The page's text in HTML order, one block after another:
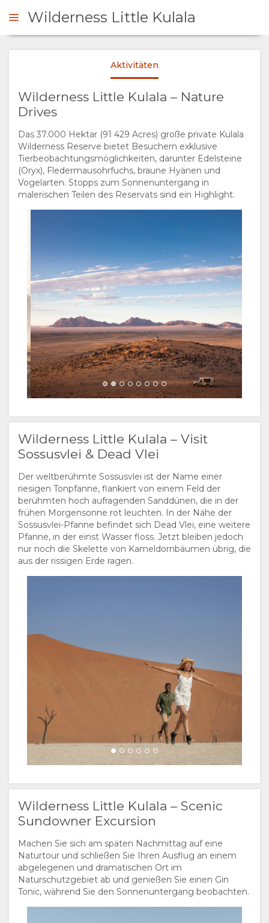
ÜBERSICHT
UNS
WARUM HIER
ÜBERNACHTEN
DOKUMENTE
AUFENTHALT
ZIMMERKATEGORIE
GALERIE
VIDEOS
AKTIVITÄTEN
LANDKARTE
ORT
WEGBESCHREIBUNGEN
SPRACHE
WECHSELN
SPANISCH
FRANZÖSISCH
ITALIENISCH
PORTUGIESE
RUSSISCH
CHINESE
(SIMPLIFIED)
Wilderness Little Kulala
Aktivitäten
Wilderness Little Kulala – Nature
Drives
Das 37.000 Hektar (91 429 Acres) große private Kulala
Wilderness Reserve bietet Besuchern exklusive
Tierbeobachtungsmöglichkeiten, darunter Edelsteine
(Oryx), Fledermausohrfuchs, braune Hyänen und
Vogelarten. Stopps zum Sonnenuntergang in
malerischen Teilen des Reservats sind ein Highlight.
Wilderness Little Kulala – Visit
Sossusvlei & Dead Vlei
Der weltberühmte Sossusvlei ist der Name einer
riesigen Tonpfanne, flankiert von einem Feld der
berühmten hoch aufragenden Sanddünen, die in der
frühen Morgensonne rot leuchten. In der Nähe der
Sossusvlei-Pfanne befindet sich Dead Vlei, eine weitere
Pfanne, in der einst Wasser floss. Jetzt bleiben jedoch
nur noch die Skelette von Kameldornbäumen übrig, die
aus der rissigen Erde ragen.
Wilderness
Wilderness
Wilderness
Wilderness Little Kulala – Scenic
Sundowner Excursion
Machen Sie sich am späten Nachmittag auf eine
Naturtour und schließen Sie Ihren Ausflug an einem
abgelegenen und dramatischen Ort im
Naturschutzgebiet ab und genießen Sie einen Gin
Tonic, während Sie den Sonnenuntergang beobachten.
Wilderness
Wilderness